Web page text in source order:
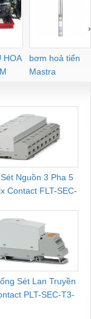
HOA
bơm hoả tiển
Mastra
›
Nguồn 3 Pha 5
Contact FLT-SEC-
Sét Lan Truyền
PLT-SEC-T3-